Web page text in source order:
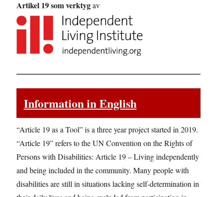
Artikel 19 som verktygav
Information in English
“Article 19 as a Tool” is a three year project started in 2019.
“Article 19” refers to the UN Convention on the Rights of
Persons with Disabilities: Article 19 – Living independently
and being included in the community. Many people with
disabilities are still in situations lacking self-determination in